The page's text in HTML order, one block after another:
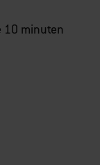
10 minuten